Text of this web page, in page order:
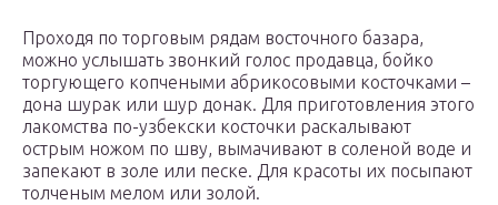
Проходя по торговым рядам восточного базара,
можно услышать звонкий голос продавца, бойко
торгующего копчеными абрикосовыми косточками –
дона шурак или шур донак. Для приготовления этого
лакомства по-узбекски косточки раскалывают
острым ножом по шву, вымачивают в соленой воде и
запекают в золе или песке. Для красоты их посыпают
толченым мелом или золой.